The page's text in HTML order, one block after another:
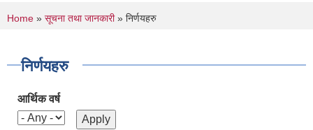
You are here
Home » सूचना तथा जानकारी» निर्णयहरु
निर्णयहरु
आर्थिक वर्ष